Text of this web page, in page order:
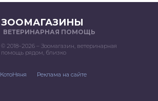
ЗООМАГАЗИНЫ
ВЕТЕРИНАРНАЯ ПОМОЩЬ
© 2018–2026 – Зоомагазин, ветеринарная
помощь рядом, близко
КотоНяня Реклама на сайте